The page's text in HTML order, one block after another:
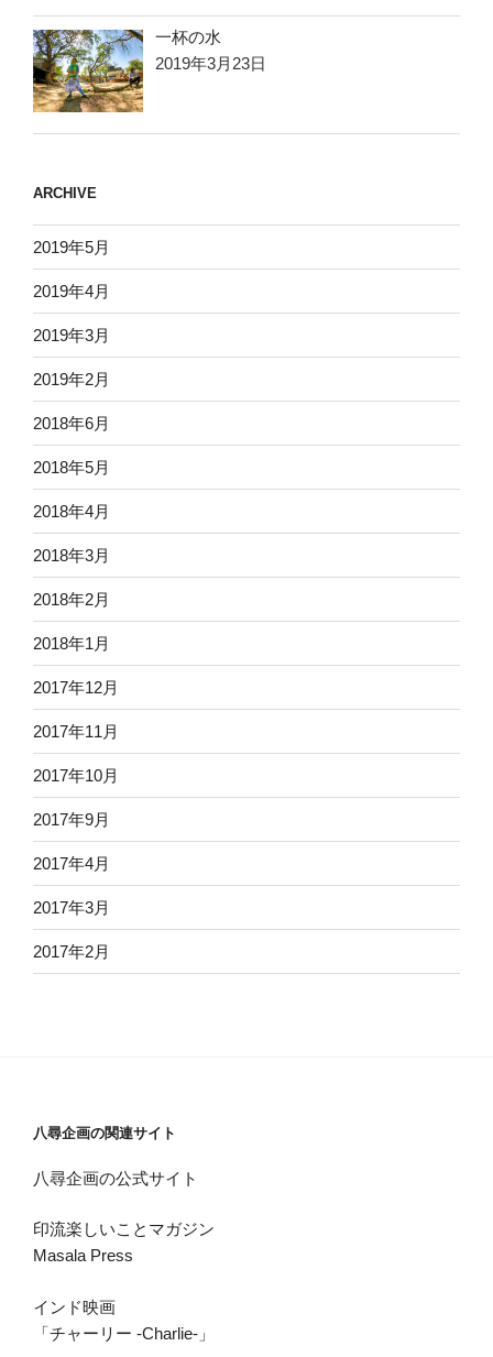
一杯の水
2019年3月23日
ARCHIVE
2019年5月
2019年4月
2019年3月
2019年2月
2018年6月
2018年5月
2018年4月
2018年3月
2018年2月
2018年1月
2017年12月
2017年11月
2017年10月
2017年9月
2017年4月
2017年3月
2017年2月
八尋企画の関連サイト
八尋企画の公式サイト
印流楽しいことマガジン
Masala Press
インド映画
「チャーリー -Charlie-」